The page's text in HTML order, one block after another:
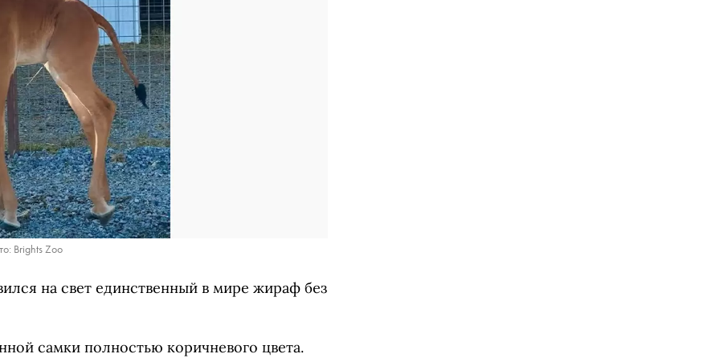
Brights Zoo
на свет единственный в мире жираф без
самки полностью коричневого цвета.